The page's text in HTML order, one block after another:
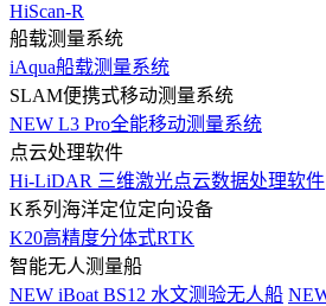
HiScan-R
船载测量系统
iAqua船载测量系统
SLAM便携式移动测量系统
NEW L3 Pro全能移动测量系统
点云处理软件
Hi-LiDAR 三维激光点云数据处理软件
K系列海洋定位定向设备
K20高精度分体式RTK
智能无人测量船
NEW iBoat BS12 水文测验无人船